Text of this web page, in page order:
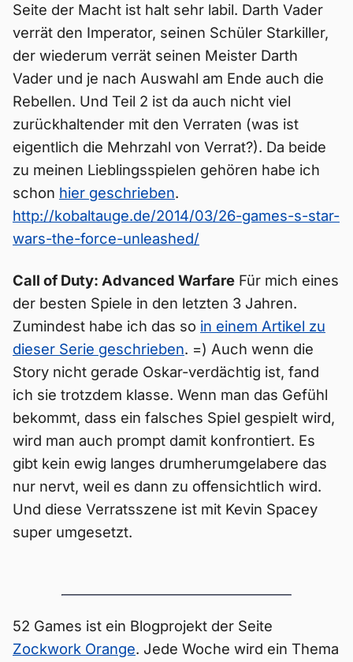
Seite der Macht ist halt sehr labil. Darth Vader
verrät den Imperator, seinen Schüler Starkiller,
der wiederum verrät seinen Meister Darth
Vader und je nach Auswahl am Ende auch die
Rebellen. Und Teil 2 ist da auch nicht viel
zurückhaltender mit den Verraten (was ist
eigentlich die Mehrzahl von Verrat?). Da beide
zu meinen Lieblingsspielen gehören habe ich
schon hier geschrieben.
http://kobaltauge.de/2014/03/26-games-s-star-
wars-the-force-unleashed/
Call of Duty: Advanced Warfare Für mich eines
der besten Spiele in den letzten 3 Jahren.
Zumindest habe ich das so in einem Artikel zu
dieser Serie geschrieben. =) Auch wenn die
Story nicht gerade Oskar-verdächtig ist, fand
ich sie trotzdem klasse. Wenn man das Gefühl
bekommt, dass ein falsches Spiel gespielt wird,
wird man auch prompt damit konfrontiert. Es
gibt kein ewig langes drumherumgelabere das
nur nervt, weil es dann zu offensichtlich wird.
Und diese Verratsszene ist mit Kevin Spacey
super umgesetzt.
52 Games ist ein Blogprojekt der Seite
Zockwork Orange. Jede Woche wird ein Thema